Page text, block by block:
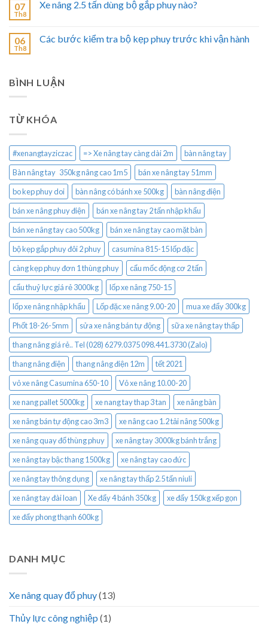
07
Th8
Xe nâng 2.5 tấn dùng bộ gắp phuy nào?
06
Th8
Các bước kiểm tra bộ kẹp phuy trước khi vận hành
BÌNH LUẬN
TỪ KHÓA
#xenangtayziczac => Xe nâng tay càng dài 2m
bàn nâng tay
Bàn nâng tay 350kg nâng cao 1m5
bán xe nâng tay 51mm
bo kep phuy doi
bàn nâng có bánh xe 500kg
bàn nâng điện
bán xe nâng phuy điện
bán xe nâng tay 2 tấn nhập khẩu
bán xe nâng tay cao 500kg
bán xe nâng tay cao mặt bàn
bộ kẹp gắp phuy đôi 2 phuy
casumina 815-15 lốp đặc
càng kẹp phuy đơn 1 thùng phuy
cẩu mốc động cơ 2 tấn
cẩu thuỷ lực giá rẻ 3000kg
lốp xe nâng 750-15
lốp xe nâng nhập khẩu
Lốp đặc xe nâng 9.00-20
mua xe đẩy 300kg
Phốt 18-26-5mm
sửa xe nâng bán tự động
sữa xe nâng tay thấp
thang nâng giá rẻ.. Tel (028) 6279.0375 098.441.3730 (Zalo)
thang nâng điện
thang nâng điện 12m
tết 2021
vỏ xe nâng Casumina 650-10
Vỏ xe nâng 10.00-20
xe nang pallet 5000kg
xe nang tay thap 3 tan
xe nâng bàn
xe nâng bán tự động cao 3m3
xe nâng cao 1.2 tải nâng 500kg
xe nâng quay đổ thùng phuy
xe nâng tay 3000kg bánh trắng
xe nâng tay bậc thang 1500kg
xe nâng tay cao đức
xe nâng tay thông dụng
xe nâng tay thấp 2.5 tấn niuli
xe nâng tay đài loan
Xe đẩy 4 bánh 350kg
xe đẩy 150kg xếp gọn
xe đẩy phong thạnh 600kg
DANH MỤC
Xe nâng quay đổ phuy(13)
Thủy lực công nghiệp (1)